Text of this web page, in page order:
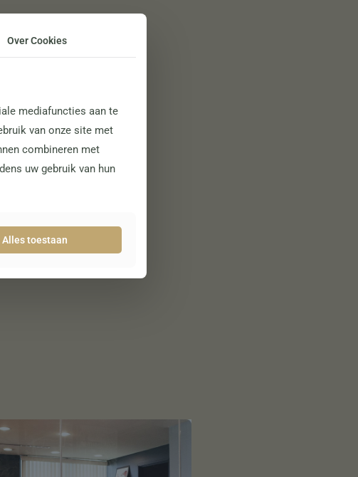
Over Cookies
mediafuncties aan te
van onze site met
combineren met
uw gebruik van hun
Alles toestaan